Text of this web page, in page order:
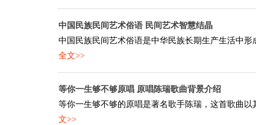
中国民族民间艺术俗语 民间艺术智慧结晶
中国民族民间艺术俗语是中华民族长期生产生活中
全文>>
等你一生够不够原唱 原唱陈瑞歌曲背景介绍
等你一生够不够的原唱是著名歌手陈瑞，这首歌曲
文>>